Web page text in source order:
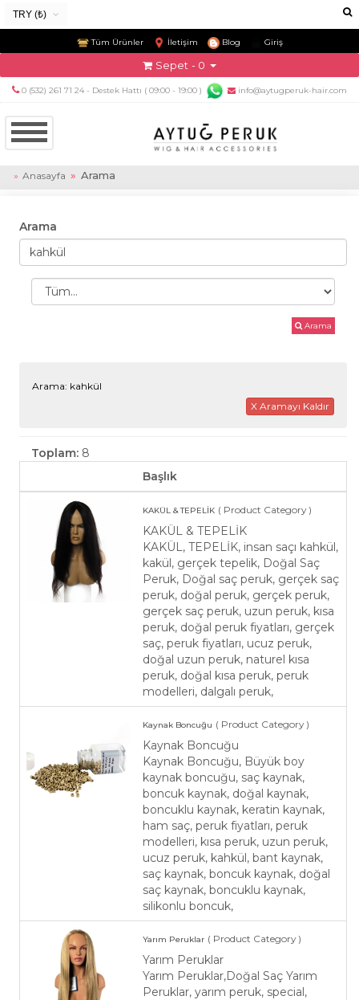
TRY (₺)
TRY (₺)
Tüm Ürünler İletişim Blog Giriş
Sepet - 0
0 (532) 261 71 24 - Destek Hattı ( 09:00 - 19:00 ) info@aytugperuk-hair.com
Anasayfa Arama
Arama
Arama
Arama: kahkül
X Aramayı Kaldır
Toplam: 8
Başlık
KAKÜL & TEPELİK ( Product Category )
KAKÜL & TEPELİK
KAKÜL, TEPELİK, insan saçı kahkül,
kakül, gerçek tepelik, Doğal Saç
Peruk, Doğal saç peruk, gerçek saç
peruk, doğal peruk, gerçek peruk,
gerçek saç peruk, uzun peruk, kısa
peruk, doğal peruk fiyatları, gerçek
saç, peruk fiyatları, ucuz peruk,
doğal uzun peruk, naturel kısa
peruk, doğal kısa peruk, peruk
modelleri, dalgalı peruk,
Kaynak Boncuğu ( Product Category )
Kaynak Boncuğu
Kaynak Boncuğu, Büyük boy
kaynak boncuğu, saç kaynak,
boncuk kaynak, doğal kaynak,
boncuklu kaynak, keratin kaynak,
ham saç, peruk fiyatları, peruk
modelleri, kısa peruk, uzun peruk,
ucuz peruk, kahkül, bant kaynak,
saç kaynak, boncuk kaynak, doğal
saç kaynak, boncuklu kaynak,
silikonlu boncuk,
Yarım Peruklar ( Product Category )
Yarım Peruklar
Yarım Peruklar,Doğal Saç Yarım
Peruklar, yarım peruk, special,